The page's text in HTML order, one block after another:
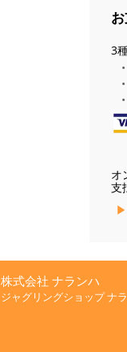
3
オ
支
株式会社 ナランハ
ジャグリングショップ ナ